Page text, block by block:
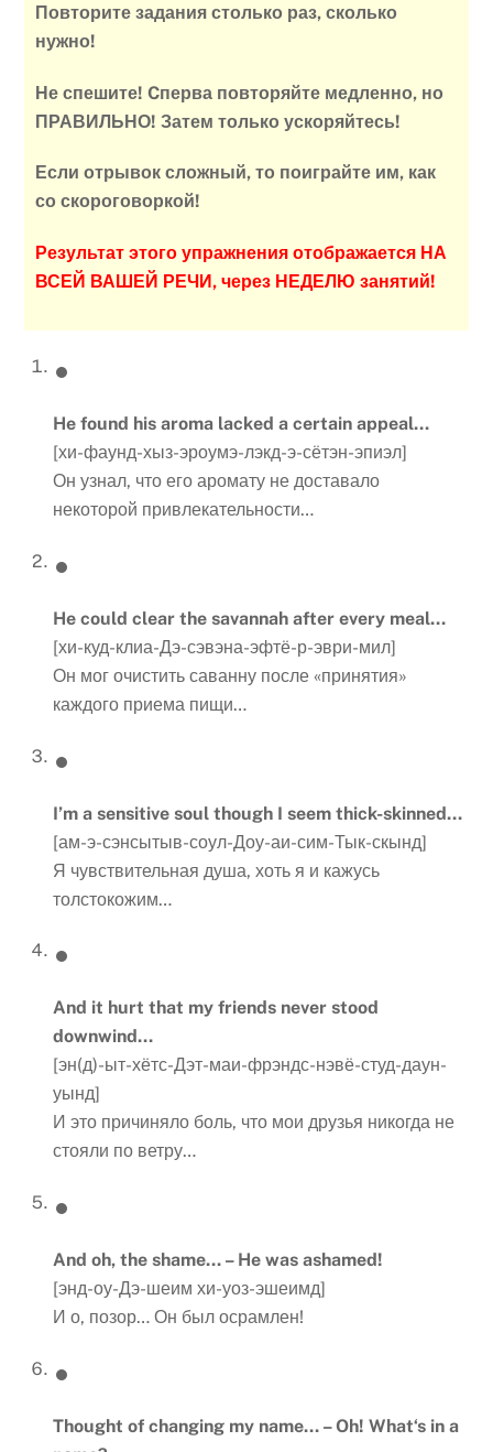
Повторите задания столько раз, сколько
нужно!
Не спешите! Cперва повторяйте медленно, но
ПРАВИЛЬНО! Затем только ускоряйтесь!
Если отрывок сложный, то поиграйте им, как
со скороговоркой!
Результат этого упражнения отображается НА
ВСЕЙ ВАШЕЙ РЕЧИ, через НЕДЕЛЮ занятий!
He found his aroma lacked a certain appeal…
[хи-фаунд-хыз-эроумэ-лэкд-э-сётэн-эпиэл]
Он узнал, что его аромату не доставало
некоторой привлекательности…
He could clear the savannah after every meal…
[хи-куд-клиа-Дэ-сэвэна-эфтё-р-эври-мил]
Он мог очистить саванну после «принятия»
каждого приема пищи…
I’m a sensitive soul though I seem thick-skinned…
[ам-э-сэнсытыв-соул-Доу-аи-сим-Тык-скынд]
Я чувствительная душа, хоть я и кажусь
толстокожим…
And it hurt that my friends never stood
downwind…
[эн(д)-ыт-хётс-Дэт-маи-фрэндс-нэвё-студ-даун-
уынд]
И это причиняло боль, что мои друзья никогда не
стояли по ветру…
And oh, the shame… – He was ashamed!
[энд-оу-Дэ-шеим хи-уоз-эшеимд]
И о, позор… Он был осрамлен!
Thought of changing my name… – Oh! What‘s in a